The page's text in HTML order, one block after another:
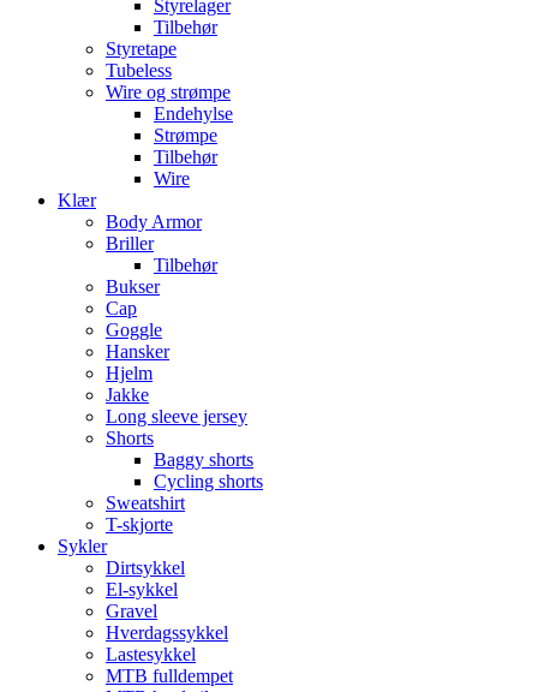
Styrelager
Tilbehør
Styretape
Tubeless
Wire og strømpe
Endehylse
Strømpe
Tilbehør
Wire
Klær
Body Armor
Briller
Tilbehør
Bukser
Cap
Goggle
Hansker
Hjelm
Jakke
Long sleeve jersey
Shorts
Baggy shorts
Cycling shorts
Sweatshirt
T-skjorte
Sykler
Dirtsykkel
El-sykkel
Gravel
Hverdagssykkel
Lastesykkel
MTB fulldempet